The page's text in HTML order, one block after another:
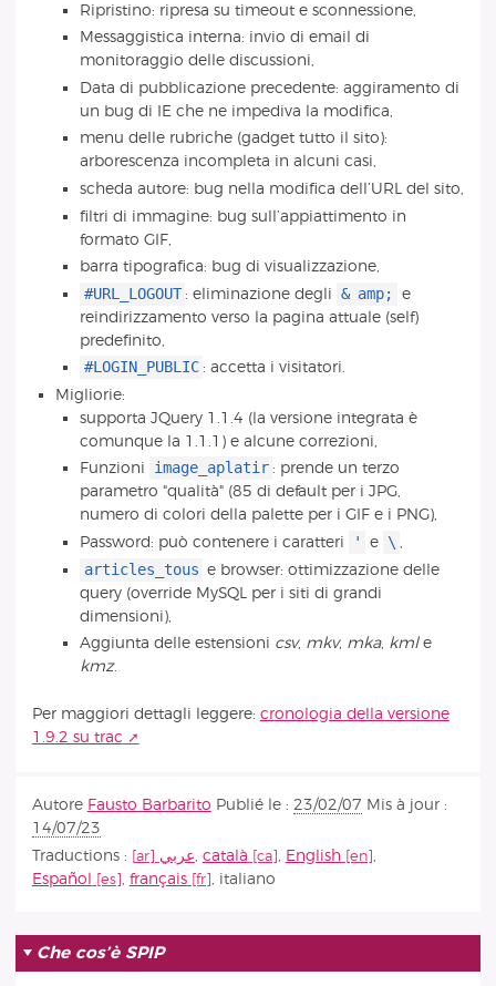
Ripristino: ripresa su timeout e sconnessione,
Messaggistica interna: invio di email di
monitoraggio delle discussioni,
Data di pubblicazione precedente: aggiramento di
un bug di IE che ne impediva la modifica,
menu delle rubriche (gadget tutto il sito):
arborescenza incompleta in alcuni casi,
scheda autore: bug nella modifica dell’URL del sito,
filtri di immagine: bug sull’appiattimento in
formato GIF,
barra tipografica: bug di visualizzazione,
#URL_LOGOUT : eliminazione degli & amp;
e
reindirizzamento verso la pagina attuale (self)
predefinito,
#LOGIN_PUBLIC : accetta i visitatori.
Migliorie:
supporta JQuery 1.1.4 (la versione integrata è
comunque la 1.1.1) e alcune correzioni,
Funzioni
image_aplatir : prende un terzo
parametro "qualità" (85 di default per i JPG,
numero di colori della palette per i GIF e i PNG),
Password: può contenere i caratteri
' e \ ,
articles_tous e browser: ottimizzazione delle
query (override MySQL per i siti di grandi
dimensioni),
Aggiunta delle estensioni csv, mkv, mka, kmle
kmz.
Per maggiori dettagli leggere: cronologia della versione
1.9.2 su trac
Autore Fausto Barbarito Publié le : 23/02/07 Mis à jour :
14/07/23
Traductions :
عربي, català , English
,
Español
, français , italiano
Che cos’è SPIP